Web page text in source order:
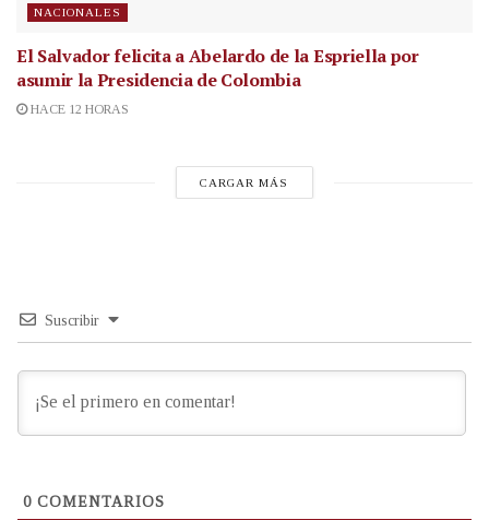
NACIONALES
El Salvador felicita a Abelardo de la Espriella por
asumir la Presidencia de Colombia
HACE 12 HORAS
CARGAR MÁS
Suscribir
0 COMENTARIOS